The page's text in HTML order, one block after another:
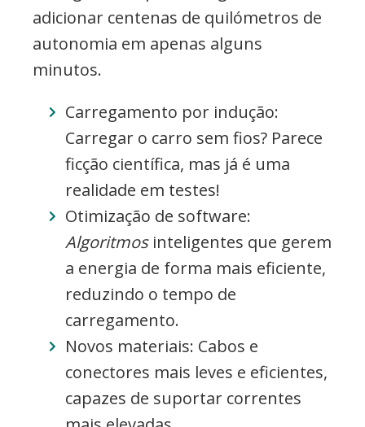
adicionar centenas de quilómetros de
autonomia em apenas alguns
minutos.
Carregamento por indução:
Carregar o carro sem fios? Parece
ficção científica, mas já é uma
realidade em testes!
Otimização de software:
Algoritmosinteligentes que gerem
a energia de forma mais eficiente,
reduzindo o tempo de
carregamento.
Novos materiais: Cabos e
conectores mais leves e eficientes,
capazes de suportar correntes